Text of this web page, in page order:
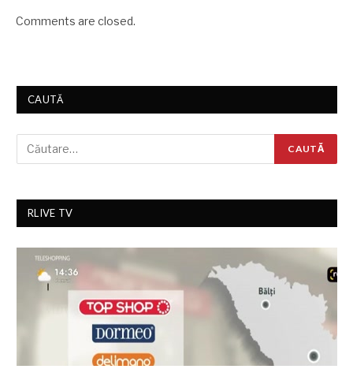
Comments are closed.
CAUTĂ
RLIVE TV